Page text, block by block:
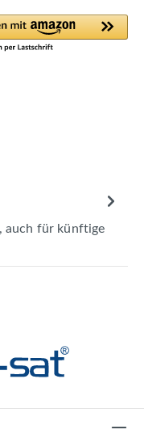
auch für künftige